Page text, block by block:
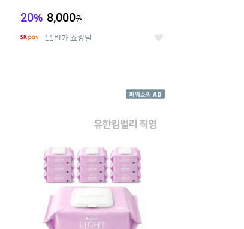
20% 8,000원
11번가 쇼킹딜 좋